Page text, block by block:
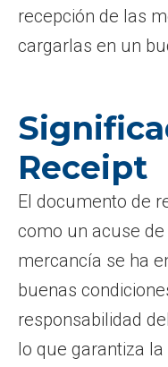
recepción de las
cargarlas en un
Receipt
El documento de
como un acuse
mercancía se ha
buenas
responsabilidad
lo que garantiza